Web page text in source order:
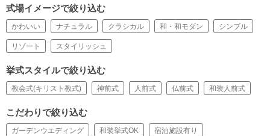
式場イメージで絞り込む
かわいい ナチュラル クラシカル 和・和モダン シンプル
リゾート スタイリッシュ
挙式スタイルで絞り込む
教会式(キリスト教式) 神前式 人前式 仏前式 和装人前式
こだわりで絞り込む
ガーデンウエディング 和装挙式OK 宿泊施設有り